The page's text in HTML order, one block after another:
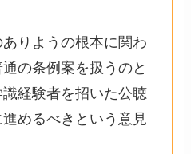
りようの根本に関わ
の条例案を扱うのと
経験者を招いた公聴
めるべきという意見